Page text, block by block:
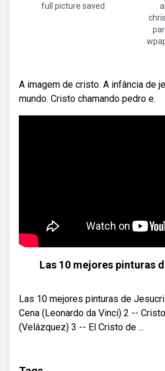
full picture saved
A imagem de cristo. A infância de
mundo. Cristo chamando pedro e.
Las 10 mejores pinturas
Las 10 mejores pinturas de
Cena (Leonardo da Vinci) 2 --
(Velázquez) 3 -- El Cristo de ...